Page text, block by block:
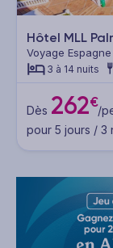
Hôtel MLL
Voyage
3 à 14 nuits
Dès 262€/
pour 5 jours / 3